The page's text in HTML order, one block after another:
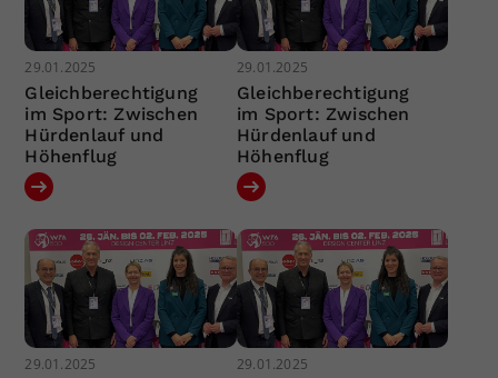
29.01.2025
Gleichberechtigung
im Sport: Zwischen
Hürdenlauf und
Höhenflug
29.01.2025
Gleichberechtigung
im Sport: Zwischen
Hürdenlauf und
Höhenflug
29.01.2025 29.01.2025